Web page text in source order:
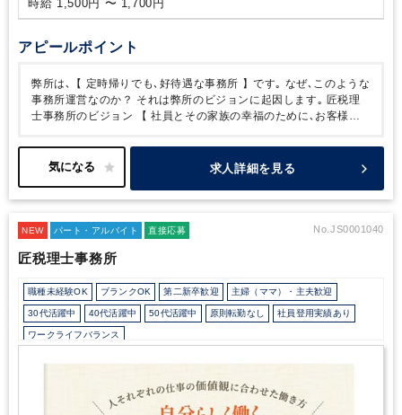
互いが助け合う仲間意識を大切にしており、ご家庭や勉強と両
らすために「チーム制」を導入しておりますので、
ートスタッフとして勤務され、大きくなられたら正社員（モ
デル給与700万）に勤務形態を変更される方も可能な働きやす
い事務所です。
時給 1,500円 〜 1,700円
アピールポイント
弊所は､【 定時帰りでも､好待遇な事務所 】です｡ なぜ､このような
事務所運営なのか？ それは弊所のビジョンに起因します｡ 匠税理
士事務所のビジョン 【 社員とその家族の幸福のために､お客様利
その家族の方が、幸せになるようお客様の役に立つことを通じ､事
務所の価値を上げる取り組みをしております｡ 【 社員の方の幸せ
士試験など勉強が一番・技術習得や専門性向上など仕事が一番 な
門性向上のいずれも､
･時間的に裕福であること
･金銭的に裕福で
好待遇な事務所 】にこだわります!
益を生み出す必要があります｡ そこで弊所は､以下業務で付加価値
を生み出します｡ ① 独自システムの納税シミュレーション② 税額
控除･再編など高い専門性による高度税務③ 正確な試算表･決算書
による資金調達･財務支援④ 経営コンサルティング これらの仕事
正社員で活躍中の方もいますし、
仕事に挑戦したいわけでなく､基礎資料のみ作りたいという要望に
求人詳細を見る
NEW パート・アルバイト 直接応募 No.JS0001040
匠税理士事務所
職種未経験OK ブランクOK 第二新卒歓迎 主婦（ママ）・主夫歓迎
30代活躍中 40代活躍中 50代活躍中 原則転勤なし 社員登用実績あり
ワークライフバランス
勤務開始時間の相談OK 勤務終了時間の相談OK